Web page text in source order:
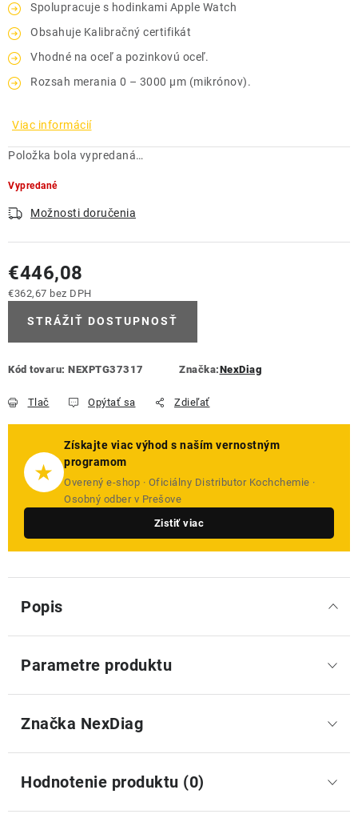
Spolupracuje s hodinkami Apple Watch
Obsahuje Kalibračný certifikát
Vhodné na oceľ a pozinkovú oceľ.
Rozsah merania 0 – 3000 μm (mikrónov).
Viac informácií
Položka bola vypredaná…
Vypredané
Možnosti doručenia
€446,08
€362,67 bez DPH
STRÁŽIŤ DOSTUPNOSŤ
Kód tovaru: NEXPTG37317 Značka:NexDiag
Tlač Opýtať sa Zdieľať
★
Získajte viac výhod s naším vernostným
programom
Overený e-shop · Oficiálny Distributor Kochchemie ·
Osobný odber v Prešove
Zistiť viac
Popis
Parametre produktu
Značka NexDiag
Hodnotenie produktu (0)